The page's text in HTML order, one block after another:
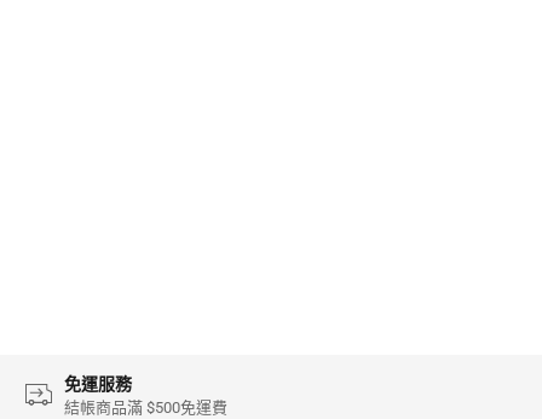
免運服務
結帳商品滿 $500免運費